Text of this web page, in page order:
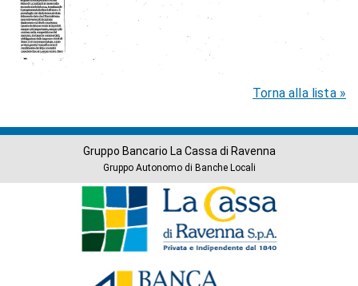
Torna alla lista »
Gruppo Bancario La Cassa di Ravenna
Gruppo Autonomo di Banche Locali